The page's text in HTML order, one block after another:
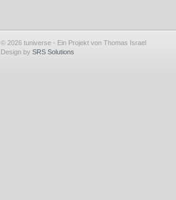
© 2026 tuniverse - Ein Projekt von Thomas Israel
Design by SRS Solutions